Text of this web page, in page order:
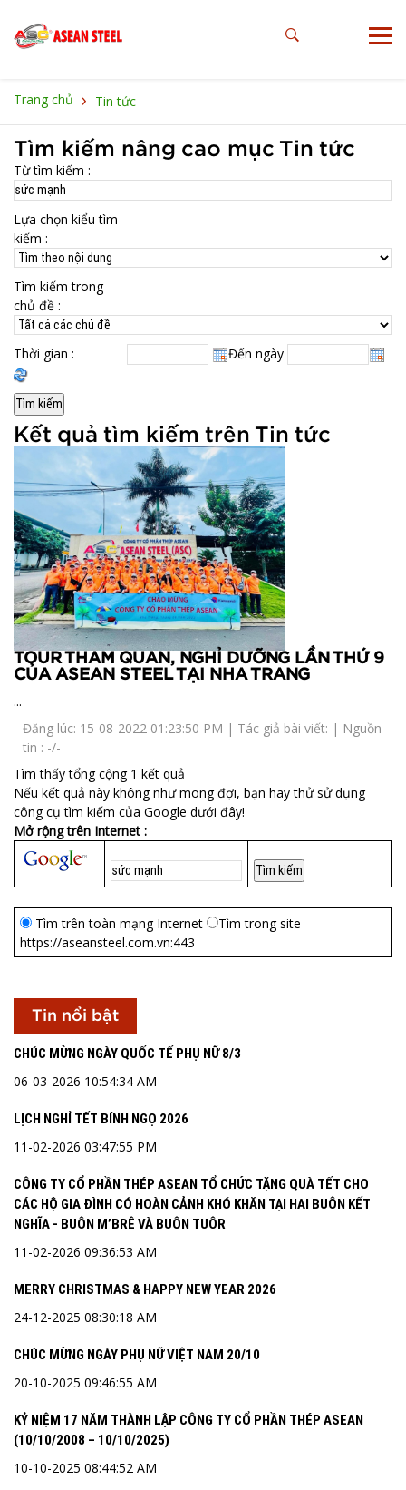
Trang chủ › Tin tức
Tìm kiếm nâng cao mục Tin tức
Từ tìm kiếm :
Lựa chọn kiểu tìm
kiếm :
Tìm kiếm trong
chủ đề :
Thời gian : Đến ngày
Kết quả tìm kiếm trên Tin tức
TOUR THAM QUAN, NGHỈ DƯỠNG LẦN THỨ 9
CỦA ASEAN STEEL TẠI NHA TRANG
...
Đăng lúc: 15-08-2022 01:23:50 PM | Tác giả bài viết: | Nguồn
tin : -/-
Tìm thấy tổng cộng 1 kết quả
Nếu kết quả này không như mong đợi, bạn hãy thử sử dụng
công cụ tìm kiếm của Google dưới đây!
Mở rộng trên Internet :
Tìm trên toàn mạng Internet
Tìm trong site
https://aseansteel.com.vn:443
Tin nổi bật
CHÚC MỪNG NGÀY QUỐC TẾ PHỤ NỮ 8/3
06-03-2026 10:54:34 AM
LỊCH NGHỈ TẾT BÍNH NGỌ 2026
11-02-2026 03:47:55 PM
CÔNG TY CỔ PHẦN THÉP ASEAN TỔ CHỨC TẶNG QUÀ TẾT CHO
CÁC HỘ GIA ĐÌNH CÓ HOÀN CẢNH KHÓ KHĂN TẠI HAI BUÔN KẾT
NGHĨA - BUÔN M’BRÊ VÀ BUÔN TUÔR
11-02-2026 09:36:53 AM
MERRY CHRISTMAS & HAPPY NEW YEAR 2026
24-12-2025 08:30:18 AM
CHÚC MỪNG NGÀY PHỤ NỮ VIỆT NAM 20/10
20-10-2025 09:46:55 AM
KỶ NIỆM 17 NĂM THÀNH LẬP CÔNG TY CỔ PHẦN THÉP ASEAN
(10/10/2008 – 10/10/2025)
10-10-2025 08:44:52 AM